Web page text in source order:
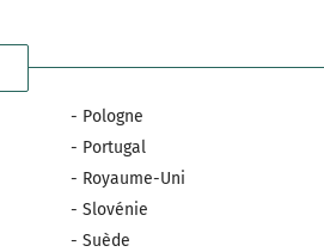
- Pologne
- Portugal
- Royaume-Uni
- Slovénie
- Suède